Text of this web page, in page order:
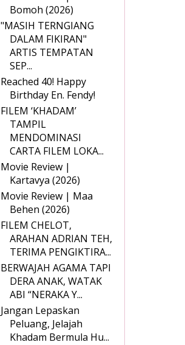
Bomoh (2026)
"MASIH TERNGIANG
DALAM FIKIRAN"
ARTIS TEMPATAN
SEP...
Reached 40! Happy
Birthday En. Fendy!
FILEM ‘KHADAM’
TAMPIL
MENDOMINASI
CARTA FILEM LOKA...
Movie Review |
Kartavya (2026)
Movie Review | Maa
Behen (2026)
FILEM CHELOT,
ARAHAN ADRIAN TEH,
TERIMA PENGIKTIRA...
BERWAJAH AGAMA TAPI
DERA ANAK, WATAK
ABI “NERAKA Y...
Jangan Lepaskan
Peluang, Jelajah
Khadam Bermula Hu...